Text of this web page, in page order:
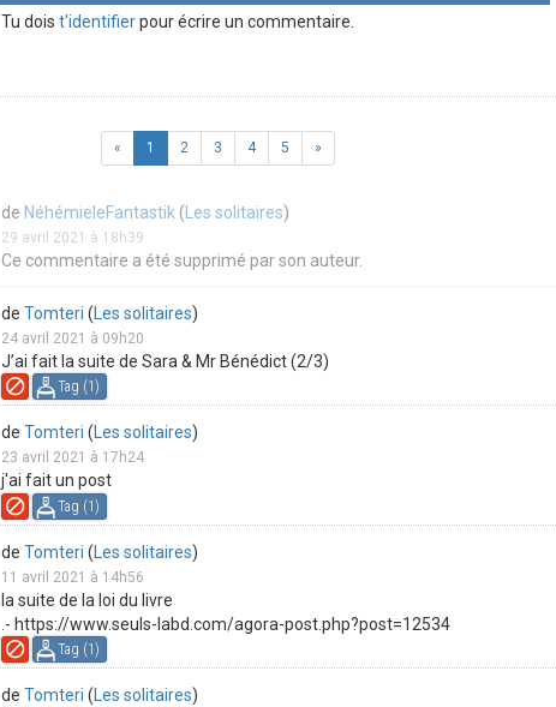
Tu doist'identifierpour écrire un commentaire.
« 1 2 3 4 5 »
de NéhémieleFantastik ( Les solitaires)
29 avril 2021 à 18h39
Ce commentaire a été supprimé par son auteur.
deTomteri ( Les solitaires)
24 avril 2021 à 09h20
J’ai fait la suite de Sara & Mr Bénédict (2/3)
Tag (1 )
deTomteri (Les solitaires)
23 avril 2021 à 17h24
j'ai fait un post
Tag (1)
deTomteri (Les solitaires)
11 avril 2021 à 14h56
la suite de la loi du livre
.- https://www.seuls-labd.com/agora-post.php?post=12534
Tag (1)
deTomteri ( Les solitaires)